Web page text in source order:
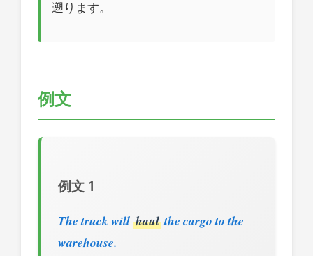
遡ります。
例文
例文 1
The truck will haul the cargo to the
warehouse.